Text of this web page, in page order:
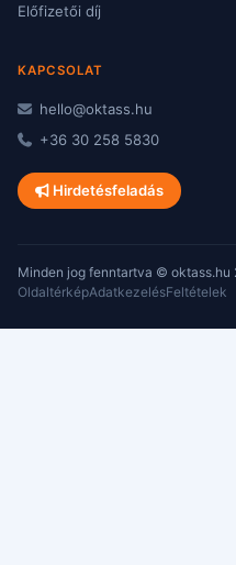
Előfizetői díj
KAPCSOLAT
hello@oktass.hu
+36 30 258 5830
Hirdetésfeladás
Minden jog fenntartva © oktass.hu
OldaltérképAdatkezelésFeltételek